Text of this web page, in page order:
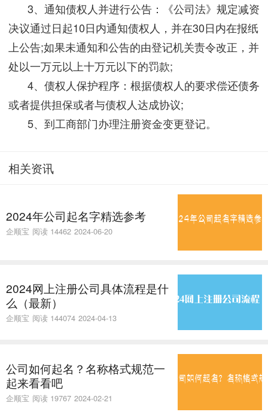
3、通知债权人并进行公告：《公司法》规定减资
决议通过日起10日内通知债权人，并在30日内在报纸
上公告;如果未通知和公告的由登记机关责令改正，并
处以一万元以上十万元以下的罚款;
4、债权人保护程序：根据债权人的要求偿还债务
或者提供担保或者与债权人达成协议;
5、到工商部门办理注册资金变更登记。
相关资讯
2024年公司起名字精选参考
企顺宝 阅读 14462 2024-06-20
2024网上注册公司具体流程是什
么（最新）
企顺宝 阅读 144074 2024-04-13
公司如何起名？名称格式规范一
起来看看吧
企顺宝 阅读 19767 2024-02-21